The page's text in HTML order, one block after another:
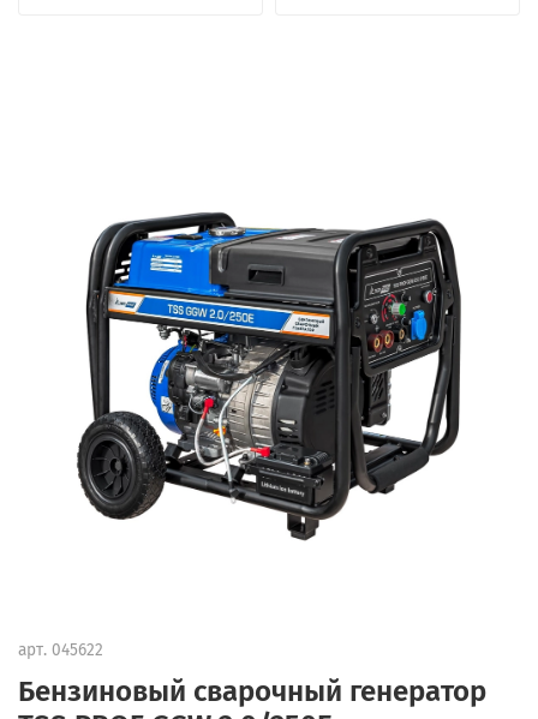
арт. 045622
Бензиновый сварочный генератор